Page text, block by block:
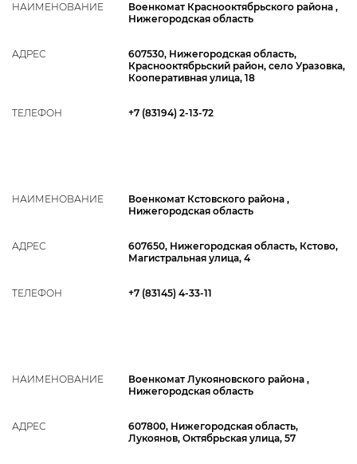
НАИМЕНОВАНИЕ
Военкомат Краснооктябрьского района ,
Нижегородская область
АДРЕС
607530, Нижегородская область,
Краснооктябрьский район, село Уразовка,
Кооперативная улица, 18
ТЕЛЕФОН +7 (83194) 2-13-72
НАИМЕНОВАНИЕ
Военкомат Кстовского района ,
Нижегородская область
АДРЕС
607650, Нижегородская область, Кстово,
Магистральная улица, 4
ТЕЛЕФОН +7 (83145) 4-33-11
НАИМЕНОВАНИЕ
Военкомат Лукояновского района ,
Нижегородская область
АДРЕС
607800, Нижегородская область,
Лукоянов, Октябрьская улица, 57